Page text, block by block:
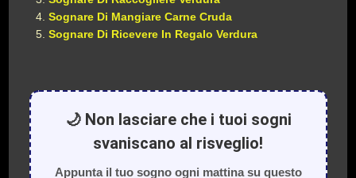
Sognare Di Mangiare Carne Cruda
Sognare Di Ricevere In Regalo Verdura
🌙 Non lasciare che i tuoi sogni
svaniscano al risveglio!
Appunta il tuo sogno ogni mattina su questo